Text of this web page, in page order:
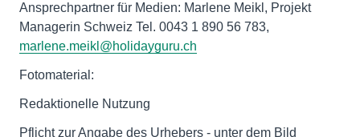
Ansprechpartner für Medien: Marlene Meikl, Projekt
Managerin Schweiz Tel. 0043 1 890 56 783,
marlene.meikl@holidayguru.ch
Fotomaterial:
Redaktionelle Nutzung
Pflicht zur Angabe des Urhebers - unter dem Bild